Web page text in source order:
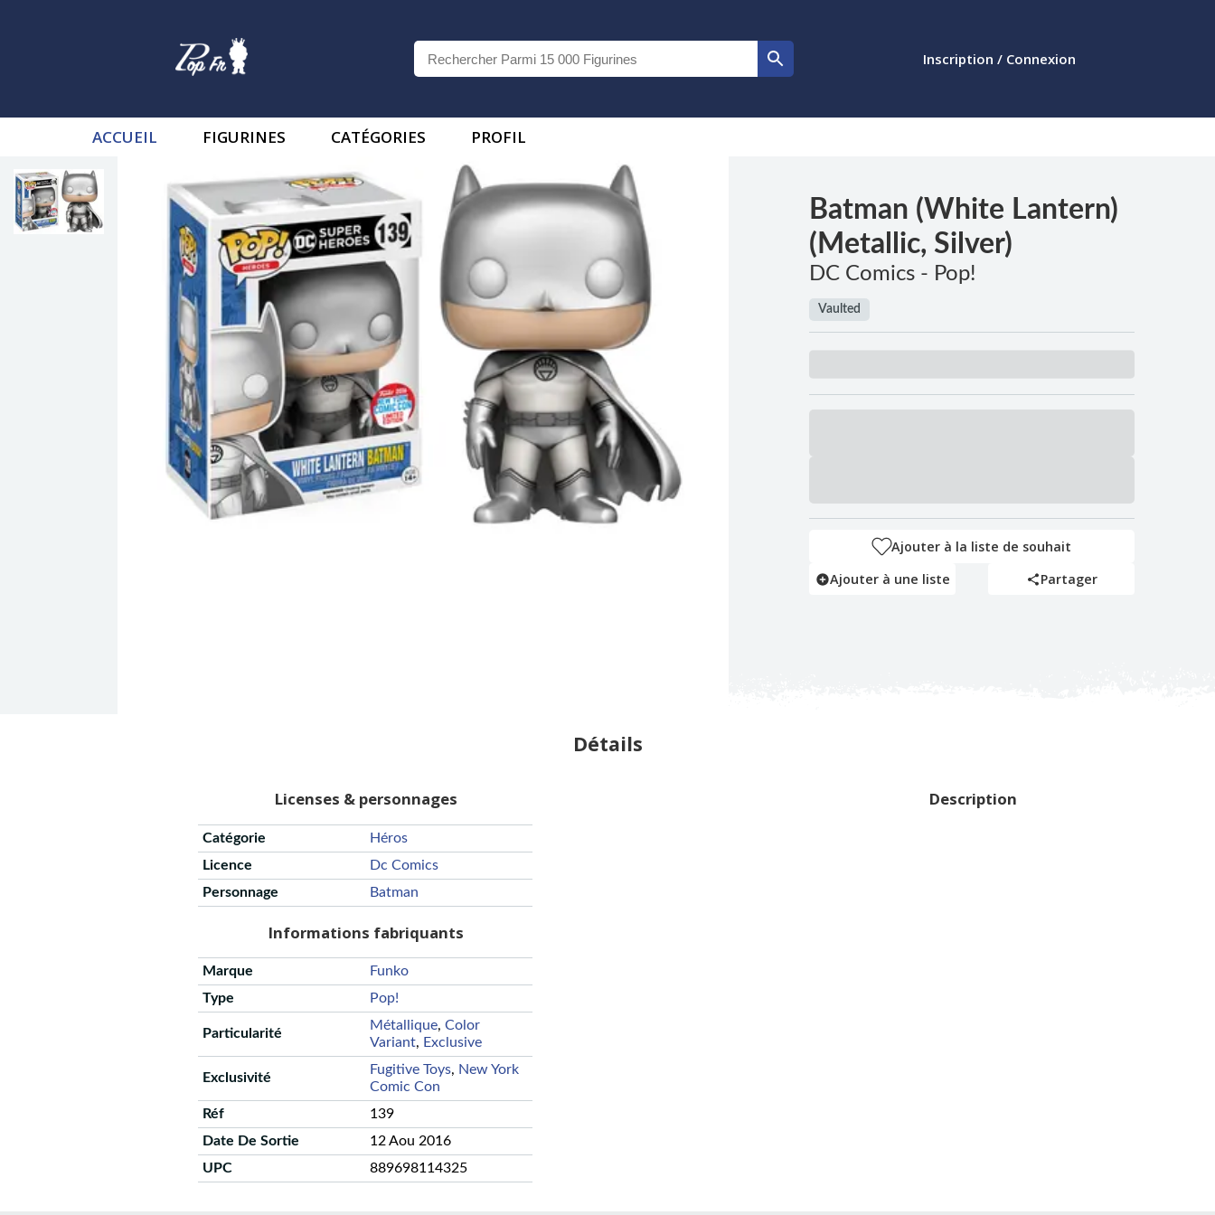
Inscription / Connexion
ACCUEIL FIGURINES CATÉGORIES PROFIL
Batman (White Lantern)
(Metallic, Silver)
DC Comics - Pop!
Vaulted
Ajouter à la liste de souhait
Ajouter à une liste
Partager
Détails
Licenses & personnages
Catégorie
Héros
Licence
Dc Comics
Personnage
Batman
Informations fabriquants
Marque
Funko
Type
Pop!
Particularité
Métallique, Color
Variant, Exclusive
Exclusivité
Fugitive Toys, New York
Comic Con
Réf
139
Date De Sortie
12 Aou 2016
UPC
889698114325
Description